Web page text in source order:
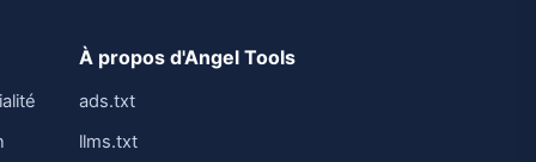
À propos d'Angel Tools
ads.txt
llms.txt